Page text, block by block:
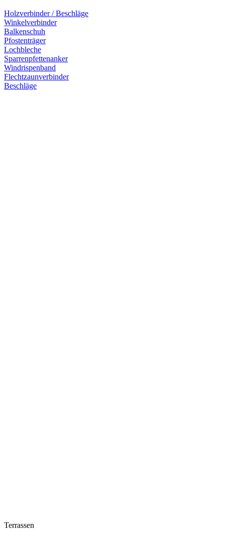
Holzverbinder / Beschläge
Winkelverbinder
Balkenschuh
Pfostenträger
Lochbleche
Sparrenpfettenanker
Windrispenband
Flechtzaunverbinder
Beschläge
Terrassen